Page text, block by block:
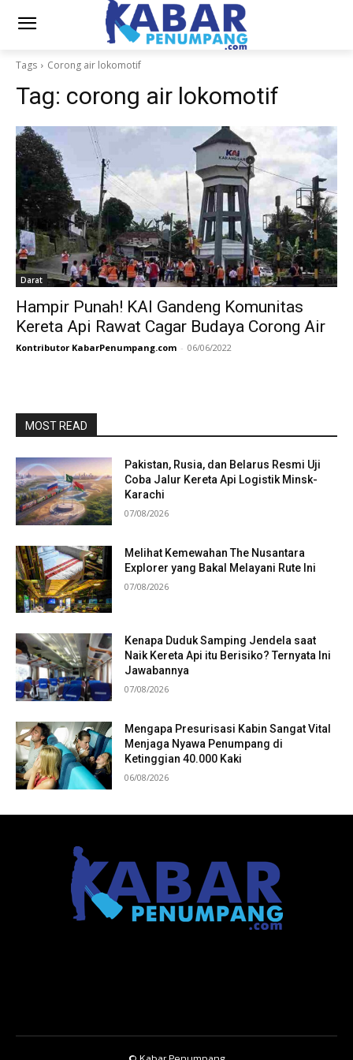
Tags Corong air lokomotif
Tag: corong air lokomotif
Darat
Hampir Punah! KAI Gandeng Komunitas
Kereta Api Rawat Cagar Budaya Corong Air
Kontributor KabarPenumpang.com - 06/06/2022
MOST READ
Pakistan, Rusia, dan Belarus Resmi Uji
Coba Jalur Kereta Api Logistik Minsk-
Karachi
07/08/2026
Melihat Kemewahan The Nusantara
Explorer yang Bakal Melayani Rute Ini
07/08/2026
Kenapa Duduk Samping Jendela saat
Naik Kereta Api itu Berisiko? Ternyata Ini
Jawabannya
07/08/2026
Mengapa Presurisasi Kabin Sangat Vital
Menjaga Nyawa Penumpang di
Ketinggian 40.000 Kaki
06/08/2026